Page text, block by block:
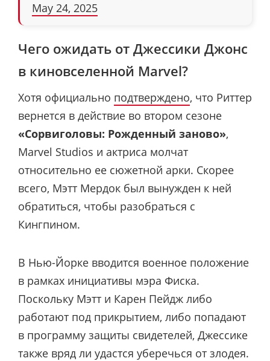
May 24, 2025
Чего ожидать от Джессики Джонс
в киновселенной Marvel?
Хотя официально подтверждено, что Риттер
вернется в действие во втором сезоне
«Сорвиголовы: Рожденный заново»,
Marvel Studios и актриса молчат
относительно ее сюжетной арки. Скорее
всего, Мэтт Мердок был вынужден к ней
обратиться, чтобы разобраться с
Кингпином.
В Нью-Йорке вводится военное положение
в рамках инициативы мэра Фиска.
Поскольку Мэтт и Карен Пейдж либо
работают под прикрытием, либо попадают
в программу защиты свидетелей, Джессике
также вряд ли удастся уберечься от злодея.